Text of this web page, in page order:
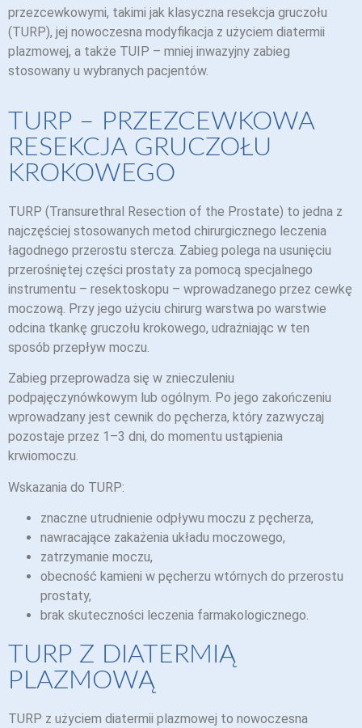
przezcewkowymi, takimi jak klasyczna resekcja gruczołu
(TURP), jej nowoczesna modyfikacja z użyciem diatermii
plazmowej, a także TUIP – mniej inwazyjny zabieg
stosowany u wybranych pacjentów.
TURP – PRZEZCEWKOWA
RESEKCJA GRUCZOŁU
KROKOWEGO
TURP (Transurethral Resection of the Prostate) to jedna z
najczęściej stosowanych metod chirurgicznego leczenia
łagodnego przerostu stercza. Zabieg polega na usunięciu
przerośniętej części prostaty za pomocą specjalnego
instrumentu – resektoskopu – wprowadzanego przez cewkę
moczową. Przy jego użyciu chirurg warstwa po warstwie
odcina tkankę gruczołu krokowego, udrażniając w ten
sposób przepływ moczu.
Zabieg przeprowadza się w znieczuleniu
podpajęczynówkowym lub ogólnym. Po jego zakończeniu
wprowadzany jest cewnik do pęcherza, który zazwyczaj
pozostaje przez 1–3 dni, do momentu ustąpienia
krwiomoczu.
Wskazania do TURP:
znaczne utrudnienie odpływu moczu z pęcherza,
nawracające zakażenia układu moczowego,
zatrzymanie moczu,
obecność kamieni w pęcherzu wtórnych do przerostu
prostaty,
brak skuteczności leczenia farmakologicznego.
TURP Z DIATERMIĄ
PLAZMOWĄ
TURP z użyciem diatermii plazmowej to nowoczesna